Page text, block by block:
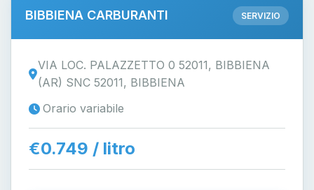
BIBBIENA CARBURANTI SERVIZIO
VIA LOC. PALAZZETTO 0 52011, BIBBIENA
(AR) SNC 52011, BIBBIENA
Orario variabile
€0.749 / litro